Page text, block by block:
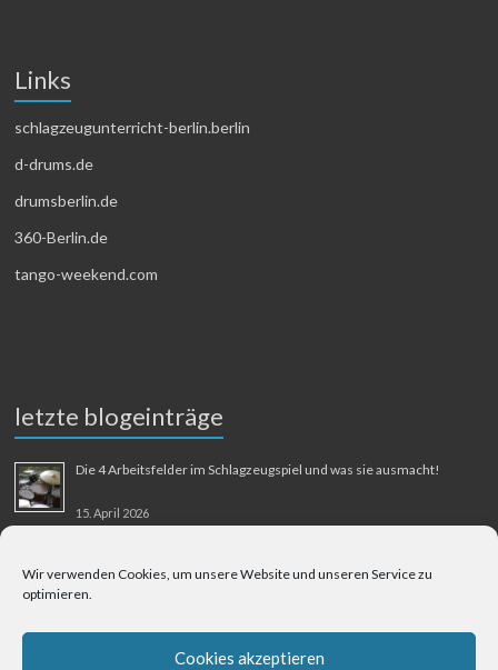
Wir verwenden Cookies, um unsere Website und unseren Service zu
optimieren.
Cookies akzeptieren
Links
schlagzeugunterricht-berlin.berlin
d-drums.de
drumsberlin.de
360-Berlin.de
tango-weekend.com
letzte blogeinträge
Die 4 Arbeitsfelder im Schlagzeugspiel und was sie ausmacht!
15. April 2026
31. August 2025
Berliner Flughafen Tegel – Berlin-Bangkok